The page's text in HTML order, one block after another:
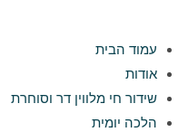
contentעמוד הבית
אודות
שידור חי מלווין דר וסוחרת
הלכה יומית